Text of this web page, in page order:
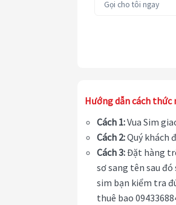
Hướng dẫn cách thức
Cách 1:Vua Sim
Cách 2:Quý khách
Cách 3:Đặt hàng
sơ sang tên sau
sim bạn kiểm tra
thuê bao